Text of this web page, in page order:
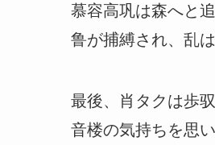
慕容高巩は森へと
鲁が捕縛され、乱は
最後、肖タクは歩
音楼の気持ちを思